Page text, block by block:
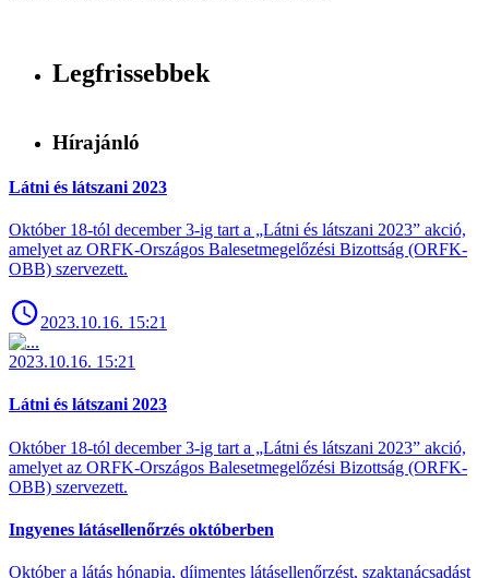
Legfrissebbek
Hírajánló
Látni és látszani 2023
Október 18-tól december 3-ig tart a „Látni és látszani 2023” akció,
amelyet az ORFK-Országos Balesetmegelőzési Bizottság (ORFK-
OBB) szervezett.
2023.10.16. 15:21
2023.10.16. 15:21
Látni és látszani 2023
Október 18-tól december 3-ig tart a „Látni és látszani 2023” akció,
amelyet az ORFK-Országos Balesetmegelőzési Bizottság (ORFK-
OBB) szervezett.
Ingyenes látásellenőrzés októberben
Október a látás hónapja, díjmentes látásellenőrzést, szaktanácsadást